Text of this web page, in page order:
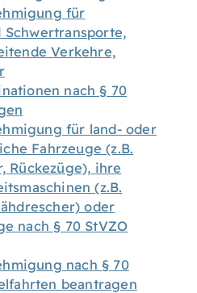
für
Verkehre,
nach § 70
für land- oder
Fahrzeuge (z.B.
Rückezüge), ihre
(z.B.
oder
nach § 70 StVZO
nach § 70
beantragen